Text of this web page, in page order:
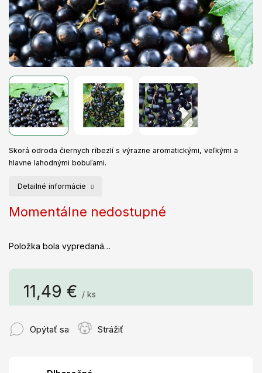
11,49 € / ks
Momentálne nedostupné
Položka bola vypredaná…
Skorá odroda čiernych ríbezlí s výrazne aromatickými, veľkými a
hlavne lahodnými bobuľami.
Detailné informácie
Opýtať sa Strážiť